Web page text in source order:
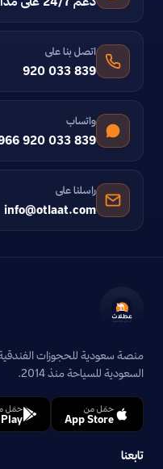
اتصل بنا على
920 033 839
واتساب
920 033 839
راسلنا على
info@otlaat.com
منصة سعودية للحجوزات
السعودية للسياحة منذ 2014.
حمّل من
App Store
حمّل
تابعنا